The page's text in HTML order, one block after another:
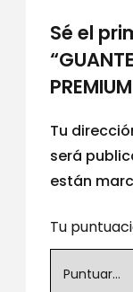
Sé el
Tu
será
están
Tu